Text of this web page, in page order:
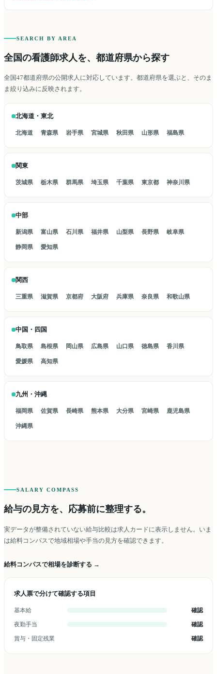
SEARCH BY AREA
全国の看護師求人を、都道府県から探す
全国47都道府県の公開求人に対応しています。都道府県を選ぶと、そのま
ま絞り込みに反映されます。
北海道・東北
北海道 青森県 岩手県 宮城県 秋田県 山形県 福島県
関東
茨城県 栃木県 群馬県 埼玉県 千葉県 東京都 神奈川県
中部
新潟県 富山県 石川県 福井県 山梨県 長野県 岐阜県
静岡県 愛知県
関西
三重県 滋賀県 京都府 大阪府 兵庫県 奈良県 和歌山県
中国・四国
鳥取県 島根県 岡山県 広島県 山口県 徳島県 香川県
愛媛県 高知県
九州・沖縄
福岡県 佐賀県 長崎県 熊本県 大分県 宮崎県 鹿児島県
沖縄県
SALARY COMPASS
給与の見方を、応募前に整理する。
実データが整備されていない給与比較は求人カードに表示しません。いま
は給料コンパスで地域相場や手当の見方を確認できます。
給料コンパスで相場を診断する →
求人票で分けて確認する項目
基本給 確認
夜勤手当 確認
賞与・固定残業 確認